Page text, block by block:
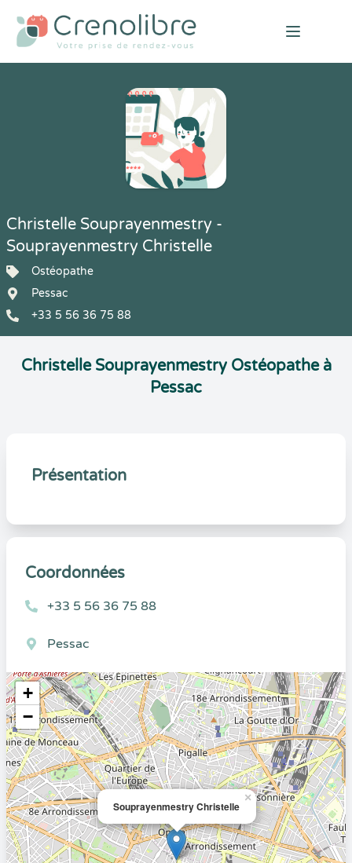
Open
Christelle Souprayenmestry -
Souprayenmestry Christelle
Ostéopathe
Pessac
+33 5 56 36 75 88
Christelle Souprayenmestry Ostéopathe à
Pessac
Présentation
Coordonnées
+33 5 56 36 75 88
Pessac
Souprayenmestry Christelle
×
+
−